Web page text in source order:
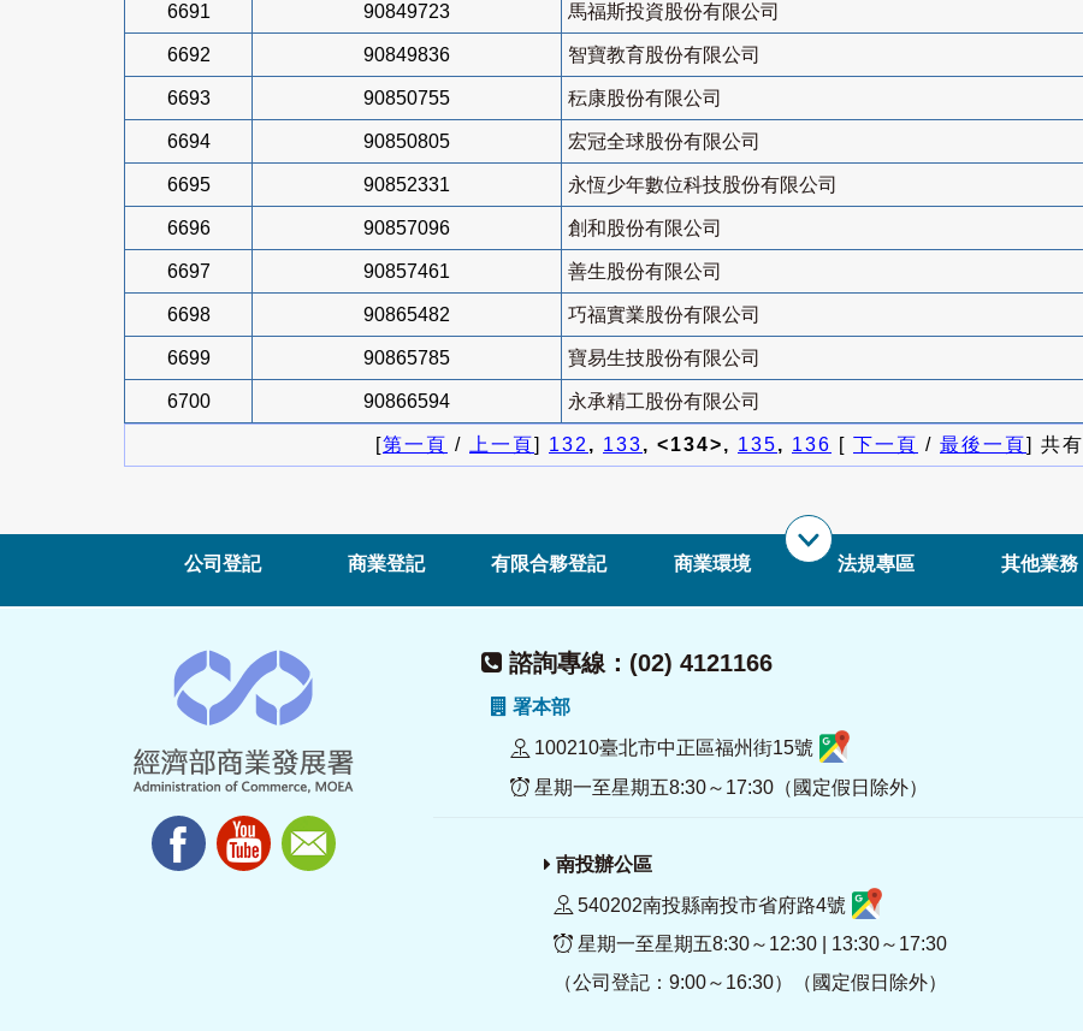
6691 90849723 馬福斯投資股份有限公司
6692 90849836 智寶教育股份有限公司
6693 90850755 秐康股份有限公司
6694 90850805 宏冠全球股份有限公司
6695 90852331 永恆少年數位科技股份有限公司
6696 90857096 創和股份有限公司
6697 90857461 善生股份有限公司
6698 90865482 巧福實業股份有限公司
6699 90865785 寶易生技股份有限公司
6700 90866594 永承精工股份有限公司
[第一頁 / 上一頁] 132, 133, <134>, 135, 136 [ 下一頁 / 最後一頁] 共有
公司登記 商業登記 有限合夥登記 商業環境 法規專區 其他業務
諮詢專線：(02) 4121166
署本部
100210臺北市中正區福州街15號
星期一至星期五8:30～17:30（國定假日除外）
南投辦公區
540202南投縣南投市省府路4號
星期一至星期五8:30～12:30 | 13:30～17:30
（公司登記：9:00～16:30）（國定假日除外）